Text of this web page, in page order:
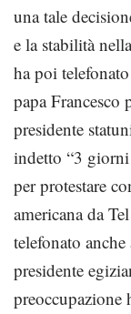
una tale
e la stabilità
ha poi
papa
presidente
indetto “3
per protestare
americana da
telefonato
presidente
preoccupazione